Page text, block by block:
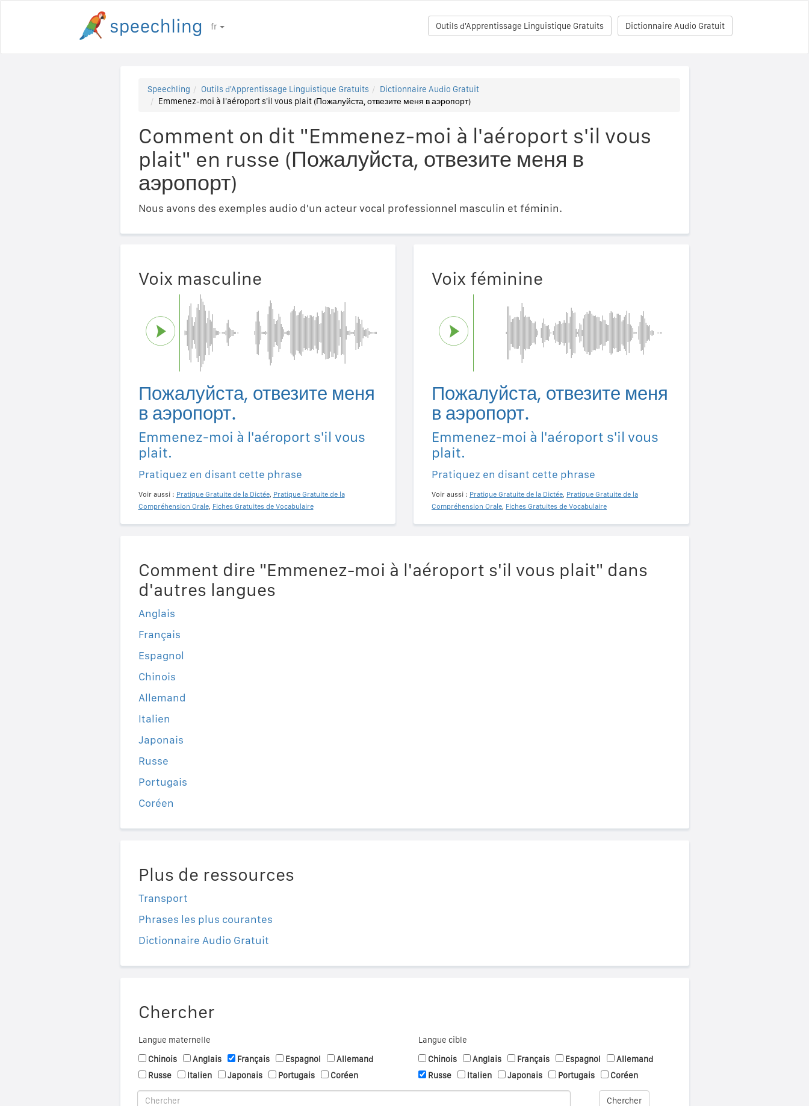
fr Dictionnaire Audio Gratuit
Outils d'Apprentissage Linguistique Gratuits
Speechling Outils d'Apprentissage Linguistique Gratuits
Dictionnaire Audio Gratuit
Emmenez-moi à l'aéroport s'il vous plait (Пожалуйста, отвезите меня в аэропорт)
Comment on dit "Emmenez-moi à l'aéroport s'il vous
plait" en russe (Пожалуйста, отвезите меня в
аэропорт)
Nous avons des exemples audio d'un acteur vocal professionnel masculin et féminin.
Voix masculine
Пожалуйста, отвезите меня
в аэропорт.
Emmenez-moi à l'aéroport s'il vous
plait.
Pratiquez en disant cette phrase
Voir aussi : Pratique Gratuite de la Dictée, Pratique Gratuite de la
Compréhension Orale, Fiches Gratuites de Vocabulaire
Voix féminine
Пожалуйста, отвезите меня
в аэропорт.
Emmenez-moi à l'aéroport s'il vous
plait.
Pratiquez en disant cette phrase
Voir aussi : Pratique Gratuite de la Dictée, Pratique Gratuite de la
Compréhension Orale, Fiches Gratuites de Vocabulaire
Comment dire "Emmenez-moi à l'aéroport s'il vous plait" dans
d'autres langues
Anglais
Français
Espagnol
Chinois
Allemand
Italien
Japonais
Russe
Portugais
Coréen
Plus de ressources
Transport
Phrases les plus courantes
Dictionnaire Audio Gratuit
Chercher
Langue maternelle
Chinois
Anglais Français Espagnol
Allemand
Russe
Italien Japonais Portugais Coréen
Langue cible
Chinois
Anglais Français Espagnol
Allemand
Russe
Italien Japonais Portugais Coréen
Chercher